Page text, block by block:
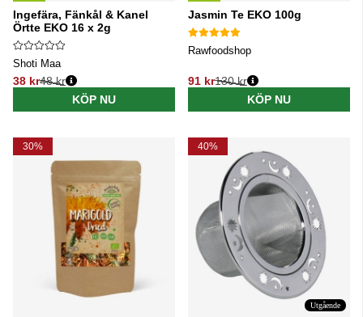
Ingefära, Fänkål & Kanel
Örtte EKO 16 x 2g
Shoti Maa
38 kr
Ordinarie pris:
48 kr
KÖP NU
Jasmin Te EKO 100g
Rawfoodshop
91 kr
Ordinarie pris:
130 kr
KÖP NU
30% 40%
Utgående